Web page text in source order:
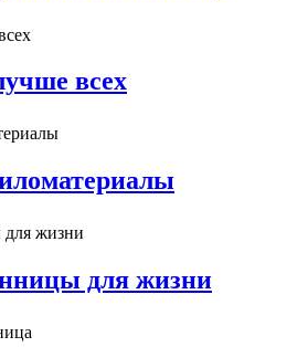
всех
для жизни